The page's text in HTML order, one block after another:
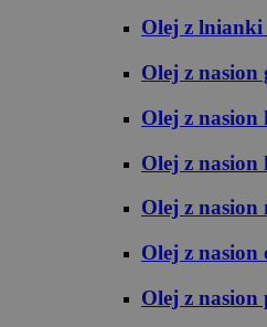
Olej z lnianki
Olej z nasion
Olej z
Olej z nasion
Olej z nasion
Olej z nasion
Olej z